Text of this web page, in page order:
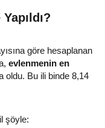
göre hesaplanan
evlenmenin en
oldu. Bu ili binde 8,14
şöyle: